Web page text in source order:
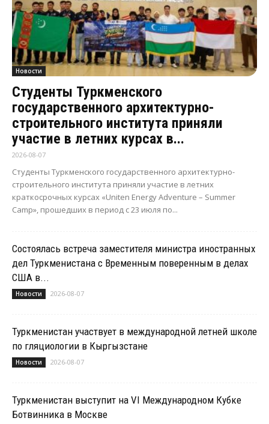
Новости
Студенты Туркменского
государственного архитектурно-
строительного института приняли
участие в летних курсах в...
2026-08-07
Студенты Туркменского государственного архитектурно-
строительного института приняли участие в летних
краткосрочных курсах «Uniten Energy Adventure – Summer
Camp», прошедших в период с 23 июля по...
Состоялась встреча заместителя министра иностранных
дел Туркменистана с Временным поверенным в делах
США в...
Новости 2026-08-07
Туркменистан участвует в международной летней школе
по гляциологии в Кыргызстане
Новости 2026-08-07
Туркменистан выступит на VI Международном Кубке
Ботвинника в Москве